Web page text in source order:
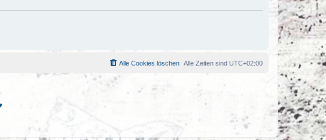
Alle Zeiten sind UTC+02:00
Alle Cookies löschen